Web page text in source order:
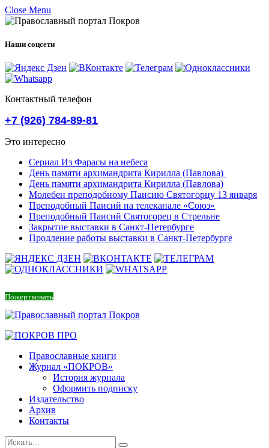
Close Menu
Наши соцсети
Контактный телефон
+7 (926) 784-89-81
Это интересно
Сериал Из Фарасы на небеса
День памяти архимандрита Кирилла (Павлова)
День памяти архимандрита Кирилла (Павлова)
Молебен преподобному Паисию Святогорцу 13 января
Преподобный Паисий на телеканале «Союз»
Преподобный Паисий Святогорец в Стрельне
Закрытие выставки в Санкт-Петербурге
Продление работы выставки в Санкт-Петербурге
Пожертвовать
Православные книги
Журнал «ПОКРОВ»
История журнала
Оформить подписку
Издательство
Архив
Контакты